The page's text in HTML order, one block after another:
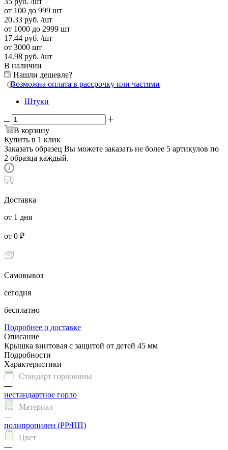
от 100 до 999 шт
20.33 руб. /шт
от 1000 до 2999 шт
17.44 руб. /шт
от 3000 шт
14.98 руб. /шт
В наличии
Нашли дешевле?
Возможна оплата в рассрочку или частями
Штуки
В корзину
Купить в 1 клик
Заказать образец Вы можете заказать не более 5 артикулов по
2 образца каждый.
Доставка
от 1 дня
от 0 ₽
Самовывоз
сегодня
бесплатно
Подробнее о доставке
Описание
Крышка винтовая с защитой от детей 45 мм
Подробности
Характеристики
Стандарт горловины
—
нестандартное горло
Материал
—
полипропилен (PP/ПП)
Цвет
—